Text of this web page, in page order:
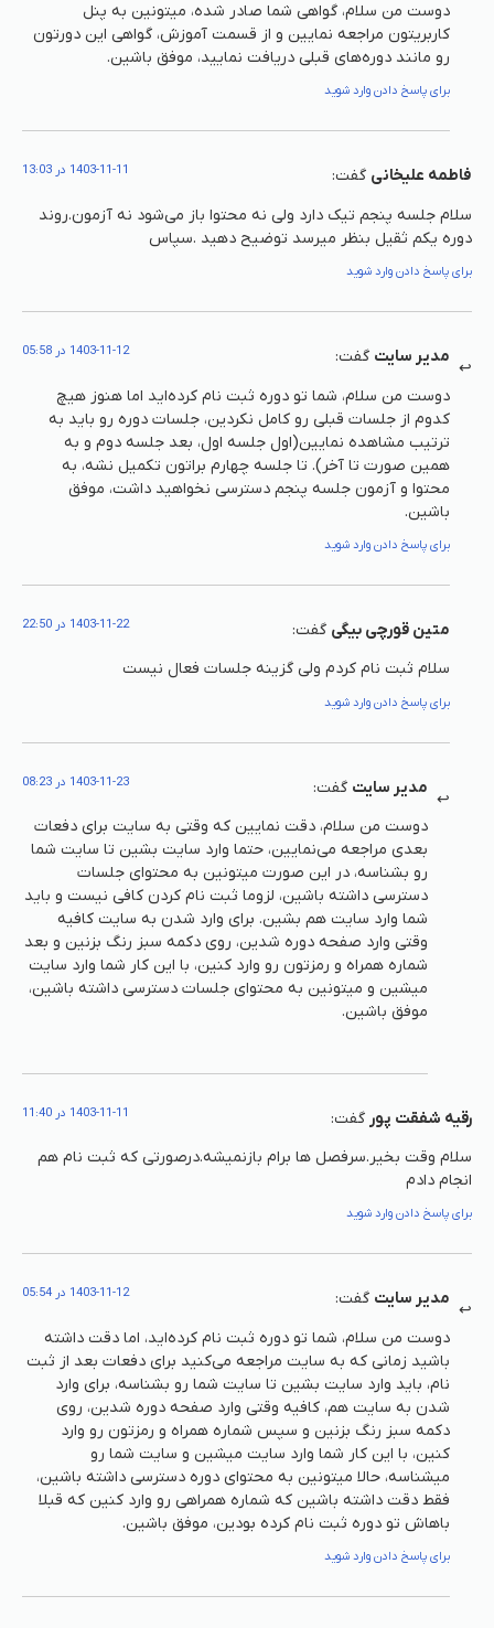
دوست من سلام، گواهی شما صادر شده، میتونین به پنل
کاربریتون مراجعه نمایین و از قسمت آموزش، گواهی این دورتون
رو مانند دوره‌های قبلی دریافت نمایید، موفق باشین.
برای پاسخ دادن وارد شوید
فاطمه علیخانی گفت: 1403-11-11 در 13:03
سلام جلسه پنجم تیک دارد ولی نه محتوا باز می‌شود نه آزمون.روند
دوره یکم ثقیل بنظر میرسد توضیح دهید .سپاس
برای پاسخ دادن وارد شوید
مدیر سایت گفت: 1403-11-12 در 05:58
دوست من سلام، شما تو دوره ثبت نام کرده‌اید اما هنوز هیچ
کدوم از جلسات قبلی رو کامل نکردین، جلسات دوره رو باید به
ترتیب مشاهده نمایین(اول جلسه اول، بعد جلسه دوم و به
همین صورت تا آخر). تا جلسه چهارم براتون تکمیل نشه، به
محتوا و آزمون جلسه پنجم دسترسی نخواهید داشت، موفق
باشین.
برای پاسخ دادن وارد شوید
متین قورچی بیگی گفت: 1403-11-22 در 22:50
سلام ثبت نام کردم ولی گزینه جلسات فعال نیست
برای پاسخ دادن وارد شوید
مدیر سایت گفت: 1403-11-23 در 08:23
دوست من سلام، دقت نمایین که وقتی به سایت برای دفعات
بعدی مراجعه می‌نمایین، حتما وارد سایت بشین تا سایت شما
رو بشناسه، در این صورت میتونین به محتوای جلسات
دسترسی داشته باشین، لزوما ثبت نام کردن کافی نیست و باید
شما وارد سایت هم بشین. برای وارد شدن به سایت کافیه
وقتی وارد صفحه دوره شدین، روی دکمه سبز رنگ بزنین و بعد
شماره همراه و رمزتون رو وارد کنین، با این کار شما وارد سایت
میشین و میتونین به محتوای جلسات دسترسی داشته باشین،
موفق باشین.
رقیه شفقت پور گفت: 1403-11-11 در 11:40
سلام وقت بخیر.سرفصل ها برام بازنمیشه.درصورتی که ثبت نام هم
انجام دادم
برای پاسخ دادن وارد شوید
مدیر سایت گفت: 1403-11-12 در 05:54
دوست من سلام، شما تو دوره ثبت نام کرده‌اید، اما دقت داشته
باشید زمانی که به سایت مراجعه می‌کنید برای دفعات بعد از ثبت
نام، باید وارد سایت بشین تا سایت شما رو بشناسه، برای وارد
شدن به سایت هم، کافیه وقتی وارد صفحه دوره شدین، روی
دکمه سبز رنگ بزنین و سپس شماره همراه و رمزتون رو وارد
کنین، با این کار شما وارد سایت میشین و سایت شما رو
میشناسه، حالا میتونین به محتوای دوره دسترسی داشته باشین،
فقط دقت داشته باشین که شماره همراهی رو وارد کنین که قبلا
باهاش تو دوره ثبت نام کرده بودین، موفق باشین.
برای پاسخ دادن وارد شوید